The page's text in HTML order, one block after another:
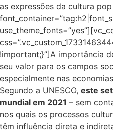
as expressões da cultura pop
!important;}”]A importância
seu valor para os campos
especialmente nas
Segundo a UNESCO, este
mundial em 2021 – sem
nos quais os processos
têm influência direta e